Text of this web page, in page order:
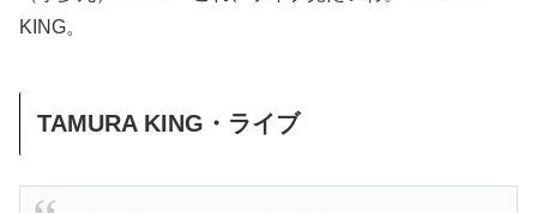
KING。
TAMURA KING・ライブ